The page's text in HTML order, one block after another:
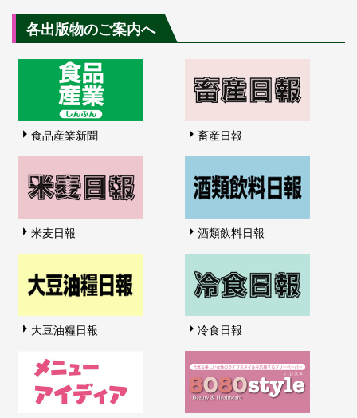
各出版物のご案内へ
食品産業新聞 畜産日報
米麦日報 酒類飲料日報
大豆油糧日報 冷食日報